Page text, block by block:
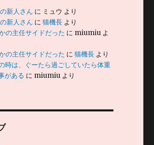
新人さん に ミュウ より
新人さん に猫機長 より
の主任サイドだった に miumiu よ
の主任サイドだった に猫機長 より
時は、ぐーたら過ごしていたら体重
がある に miumiu より